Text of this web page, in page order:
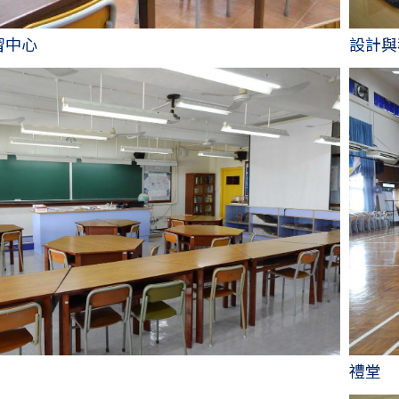
中心 設計
禮堂